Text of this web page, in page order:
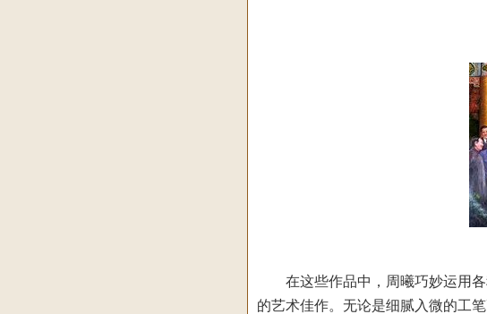
在这些作品中，周曦巧妙运用各
的艺术佳作。无论是细腻入微的工